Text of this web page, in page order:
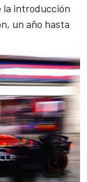
la introducción
un año hasta